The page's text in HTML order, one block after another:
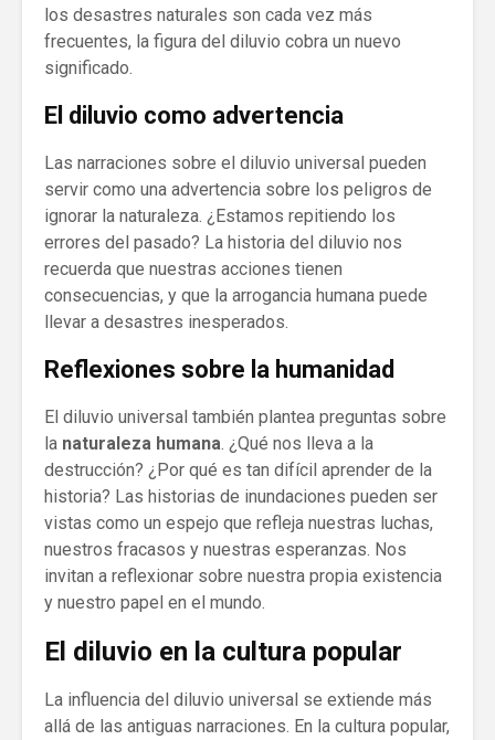
los desastres naturales son cada vez más
frecuentes, la figura del diluvio cobra un nuevo
significado.
El diluvio como advertencia
Las narraciones sobre el diluvio universal pueden
servir como una advertencia sobre los peligros de
ignorar la naturaleza. ¿Estamos repitiendo los
errores del pasado? La historia del diluvio nos
recuerda que nuestras acciones tienen
consecuencias, y que la arrogancia humana puede
llevar a desastres inesperados.
Reflexiones sobre la humanidad
El diluvio universal también plantea preguntas sobre
la naturaleza humana . ¿Qué nos lleva a la
destrucción? ¿Por qué es tan difícil aprender de la
historia? Las historias de inundaciones pueden ser
vistas como un espejo que refleja nuestras luchas,
nuestros fracasos y nuestras esperanzas. Nos
invitan a reflexionar sobre nuestra propia existencia
y nuestro papel en el mundo.
El diluvio en la cultura popular
La influencia del diluvio universal se extiende más
allá de las antiguas narraciones. En la cultura popular,